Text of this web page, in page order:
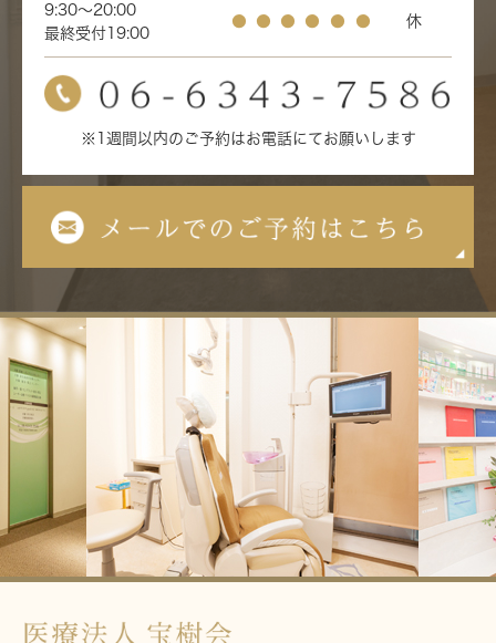
9:30～20:00
最終受付19:00
● ● ● ● ● ● 休
※1週間以内のご予約はお電話にてお願いします